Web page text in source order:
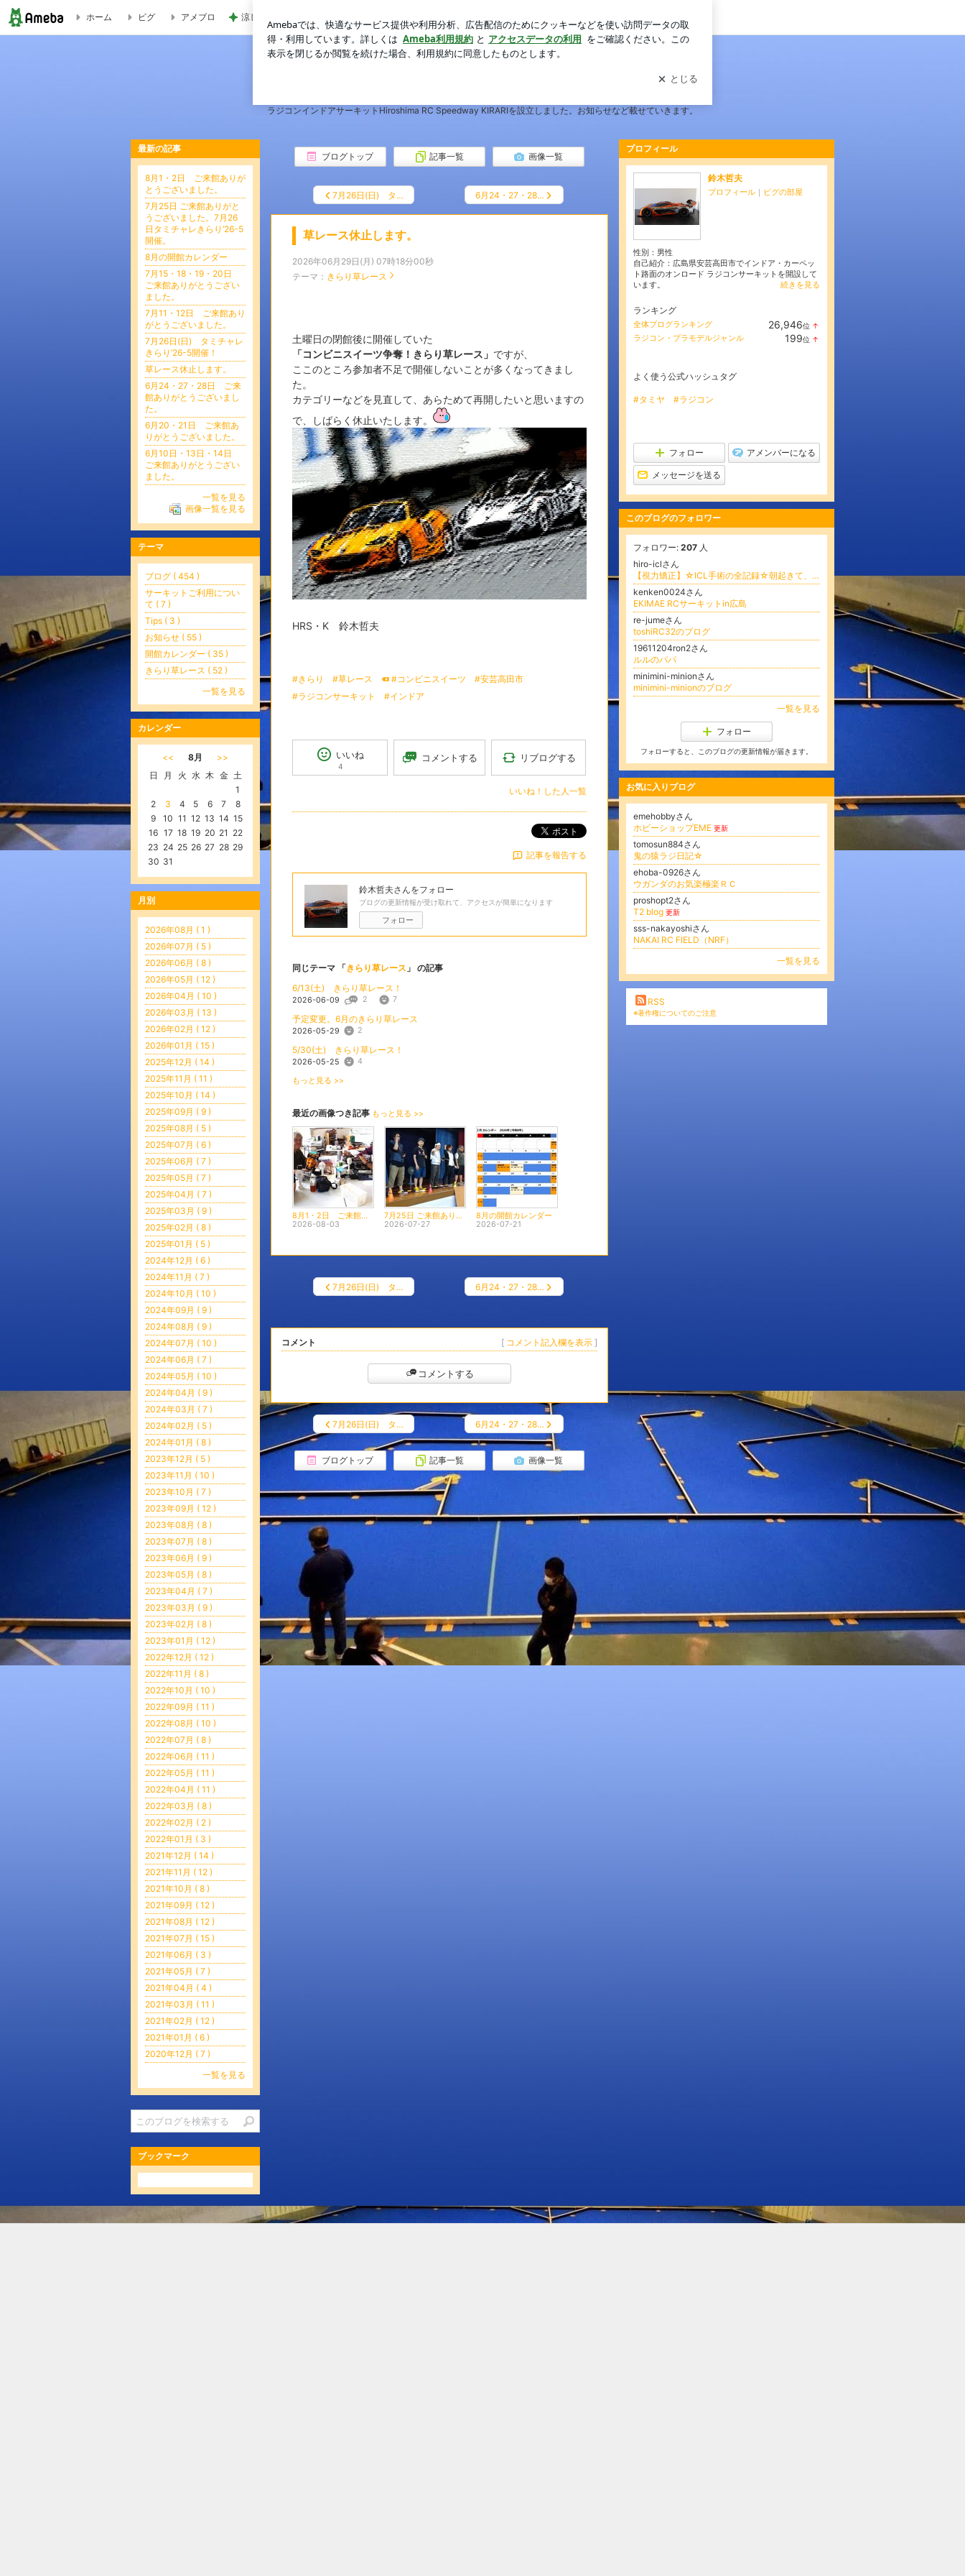
ホーム ピグ アメブロ 涼しい店内でいつも後悔すること ログイン
ラジコンインドアサーキットHiroshima RC Speedway KIRARIを設立しました。お知らせなど載せていきます。
ブログトップ 記事一覧 画像一覧
7月26日(日) タ… 6月24・27・28…
草レース休止します。
2026年06月29日(月) 07時18分00秒
テーマ： きらり草レース
土曜日の閉館後に開催していた
「コンビニスイーツ争奪！きらり草レース」 ですが、
ここのところ参加者不足で開催しないことが多くなってきまし
た。
カテゴリーなどを見直して、あらためて再開したいと思いますの
で、しばらく休止いたします。
HRS・K 鈴木哲夫
#きらり #草レース #コンビニスイーツ
#安芸高田市
#ラジコンサーキット
#インドア
いいね
4
コメントする リブログする
いいね！した人一覧
ポスト
記事を報告する
鈴木哲夫さんをフォロー
ブログの更新情報が受け取れて、アクセスが簡単になります
フォロー
同じテーマ 「きらり草レース 」 の記事
6/13(土) きらり草レース！
2026-06-09 2 7
予定変更。6月のきらり草レース
2026-05-29 2
5/30(土) きらり草レース！
2026-05-25 4
もっと見る >>
最近の画像つき記事 もっと見る >>
8月1・2日 ご来館ありがとうございました。
2026-08-03
7月25日 ご来館ありがとうございました。7月26日タミチャレきらり’26-5開催。
2026-07-27
8月の開館カレンダー
2026-07-21
7月26日(日) タ… 6月24・27・28…
[ コメント記入欄を表示 ]
コメント
コメントする
7月26日(日) タ… 6月24・27・28…
ブログトップ 記事一覧 画像一覧
プロフィール
鈴木哲夫
プロフィール ｜ ピグの部屋
性別： 男性
自己紹介：広島県安芸高田市でインドア・カーペッ
ト路面のオンロード ラジコンサーキットを開設して
います。
続きを見る
ランキング
全体ブログランキング 26,946位 ↑
ラジコン・プラモデルジャンル 199位 ↑
よく使う公式ハッシュタグ
#タミヤ #ラジコン
フォロー アメンバーになる
メッセージを送る
このブログのフォロワー
フォロワー: 207 人
hiro-iclさん
【視力矯正】☆ICL手術の全記録☆朝起きて、裸眼で美しい景色を沢山見よう☆Hiro
kenken0024さん
EKIMAE RCサーキットin広島
re-jumeさん
toshiRC32のブログ
19611204ron2さん
ルルのパパ
minimini-minionさん
minimini-minionのブログ
一覧を見る
フォロー
フォローすると、このブログの更新情報が届きます。
お気に入りブログ
emehobbyさん
ホビーショップEME 更新
tomosun884さん
鬼の猿ラジ日記☆
ehoba-0926さん
ウガンダのお気楽極楽ＲＣ
proshopt2さん
T2 blog 更新
sss-nakayoshiさん
NAKAI RC FIELD（NRF）
一覧を見る
RSS
※著作権についてのご注意
最新の記事
8月1・2日 ご来館ありが
とうございました。
7月25日 ご来館ありがと
うございました。7月26
日タミチャレきらり’26-5
開催。
8月の開館カレンダー
7月15・18・19・20日
ご来館ありがとうござい
ました。
7月11・12日 ご来館あり
がとうございました。
7月26日(日) タミチャレ
きらり’26-5開催！
草レース休止します。
6月24・27・28日 ご来
館ありがとうございまし
た。
6月20・21日 ご来館あ
りがとうございました。
6月10日・13日・14日
ご来館ありがとうござい
ました。
一覧を見る
画像一覧を見る
テーマ
ブログ ( 454 )
サーキットご利用につい
て ( 7 )
Tips ( 3 )
お知らせ ( 55 )
開館カレンダー ( 35 )
きらり草レース ( 52 )
一覧を見る
カレンダー
<< 8月
>>
日
月 火 水 木 金 土
1
2
3 4 5 6 7
8
9
10 11 12 13 14 15
16 17 18 19 20 21 22
23 24 25 26 27 28 29
30 31
月別
2026年08月 ( 1 )
2026年07月 ( 5 )
2026年06月 ( 8 )
2026年05月 ( 12 )
2026年04月 ( 10 )
2026年03月 ( 13 )
2026年02月 ( 12 )
2026年01月 ( 15 )
2025年12月 ( 14 )
2025年11月 ( 11 )
2025年10月 ( 14 )
2025年09月 ( 9 )
2025年08月 ( 5 )
2025年07月 ( 6 )
2025年06月 ( 7 )
2025年05月 ( 7 )
2025年04月 ( 7 )
2025年03月 ( 9 )
2025年02月 ( 8 )
2025年01月 ( 5 )
2024年12月 ( 6 )
2024年11月 ( 7 )
2024年10月 ( 10 )
2024年09月 ( 9 )
2024年08月 ( 9 )
2024年07月 ( 10 )
2024年06月 ( 7 )
2024年05月 ( 10 )
2024年04月 ( 9 )
2024年03月 ( 7 )
2024年02月 ( 5 )
2024年01月 ( 8 )
2023年12月 ( 5 )
2023年11月 ( 10 )
2023年10月 ( 7 )
2023年09月 ( 12 )
2023年08月 ( 8 )
2023年07月 ( 8 )
2023年06月 ( 9 )
2023年05月 ( 8 )
2023年04月 ( 7 )
2023年03月 ( 9 )
2023年02月 ( 8 )
2023年01月 ( 12 )
2022年12月 ( 12 )
2022年11月 ( 8 )
2022年10月 ( 10 )
2022年09月 ( 11 )
2022年08月 ( 10 )
2022年07月 ( 8 )
2022年06月 ( 11 )
2022年05月 ( 11 )
2022年04月 ( 11 )
2022年03月 ( 8 )
2022年02月 ( 2 )
2022年01月 ( 3 )
2021年12月 ( 14 )
2021年11月 ( 12 )
2021年10月 ( 8 )
2021年09月 ( 12 )
2021年08月 ( 12 )
2021年07月 ( 15 )
2021年06月 ( 3 )
2021年05月 ( 7 )
2021年04月 ( 4 )
2021年03月 ( 11 )
2021年02月 ( 12 )
2021年01月 ( 6 )
2020年12月 ( 7 )
一覧を見る
ブックマーク